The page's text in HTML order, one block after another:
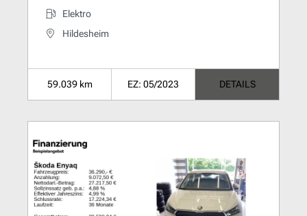
Elektro
Hildesheim
59.039 km EZ: 05/2023 DETAILS